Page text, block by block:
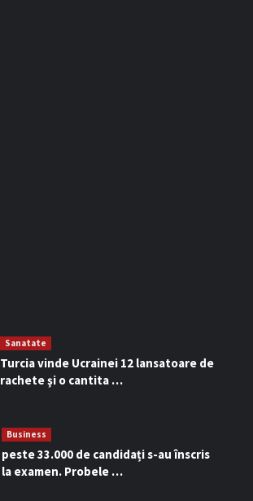
Sanatate
Turcia vinde Ucrainei 12 lansatoare de
rachete şi o cantita …
Business
peste 33.000 de candidați s-au înscris
la examen. Probele …